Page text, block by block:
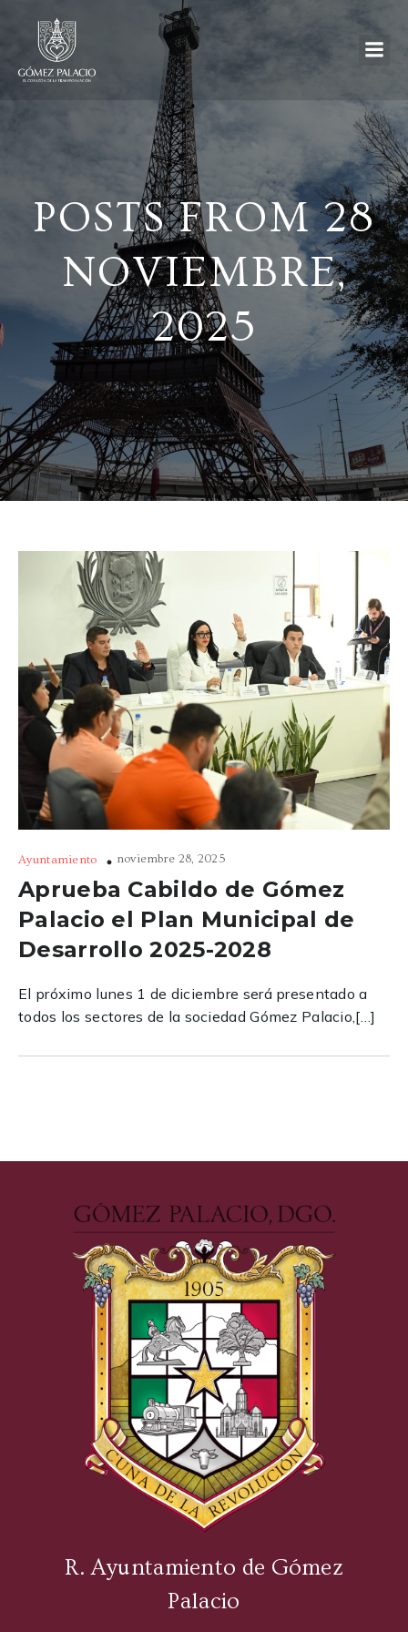
POSTS FROM 28
NOVIEMBRE,
2025
Ayuntamiento noviembre 28, 2025
Aprueba Cabildo de Gómez
Palacio el Plan Municipal de
Desarrollo 2025-2028
El próximo lunes 1 de diciembre será presentado a
todos los sectores de la sociedad Gómez Palacio,[…]
R. Ayuntamiento de Gómez
Palacio